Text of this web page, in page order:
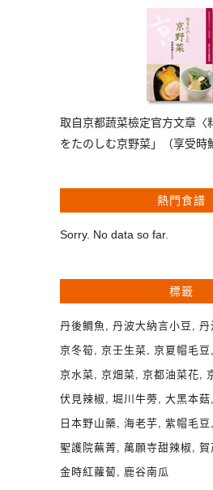
取自京都蔬菜檢定官方文章〈
をたのしむ京野菜」（享受時
熱門食譜
Sorry. No data so far.
標籤
丹後鯛魚 丹波大納言小豆 丹
京冬筍
京壬生菜 京夏帽毛豆
京水菜
京畑菜 京都油菜花
伏見辣椒
堀川牛蒡 大黑本菇
日本野山藥
海老芋 紫帽毛豆
聖護院蕪菁
萬願寺甜辣椒
賀
金時紅蘿蔔
鹿谷南瓜